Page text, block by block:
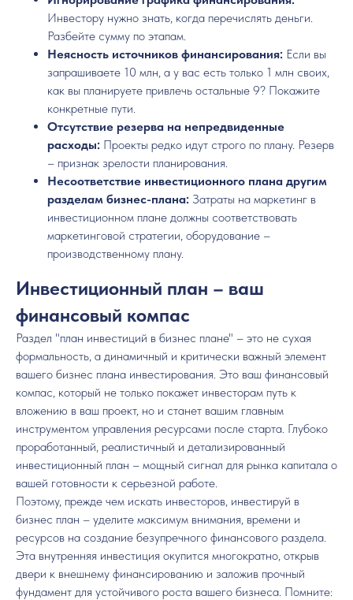
Инвестору нужно знать, когда перечислять деньги.
Разбейте сумму по этапам.
Неясность источников финансирования: Если вы
запрашиваете 10 млн, а у вас есть только 1 млн своих,
как вы планируете привлечь остальные 9? Покажите
конкретные пути.
Отсутствие резерва на непредвиденные
расходы: Проекты редко идут строго по плану. Резерв
– признак зрелости планирования.
Несоответствие инвестиционного плана другим
разделам бизнес-плана: Затраты на маркетинг в
инвестиционном плане должны соответствовать
маркетинговой стратегии, оборудование –
производственному плану.
Инвестиционный план – ваш
финансовый компас
Раздел "план инвестиций в бизнес плане" – это не сухая
формальность, а динамичный и критически важный элемент
вашего бизнес плана инвестирования. Это ваш финансовый
компас, который не только покажет инвесторам путь к
вложению в ваш проект, но и станет вашим главным
инструментом управления ресурсами после старта. Глубоко
проработанный, реалистичный и детализированный
инвестиционный план – мощный сигнал для рынка капитала о
вашей готовности к серьезной работе.
Поэтому, прежде чем искать инвесторов, инвестируй в
бизнес план – уделите максимум внимания, времени и
ресурсов на создание безупречного финансового раздела.
Эта внутренняя инвестиция окупится многократно, открыв
двери к внешнему финансированию и заложив прочный
фундамент для устойчивого роста вашего бизнеса. Помните: